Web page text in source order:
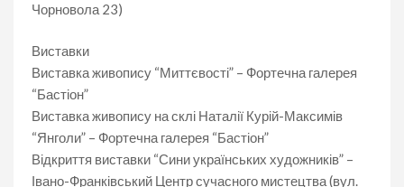
Чорновола 23)
Виставки
Виставка живопису “Миттєвості” – Фортечна галерея
“Бастіон”
Виставка живопису на склі Наталії Курій-Максимів
“Янголи” – Фортечна галерея “Бастіон”
Відкриття виставки “Сини українських художників” –
Івано-Франківський Центр сучасного мистецтва (вул.